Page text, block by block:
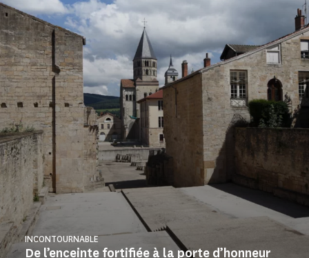
De l’enceinte fortifiée à la porte d’honneur
INCONTOURNABLE